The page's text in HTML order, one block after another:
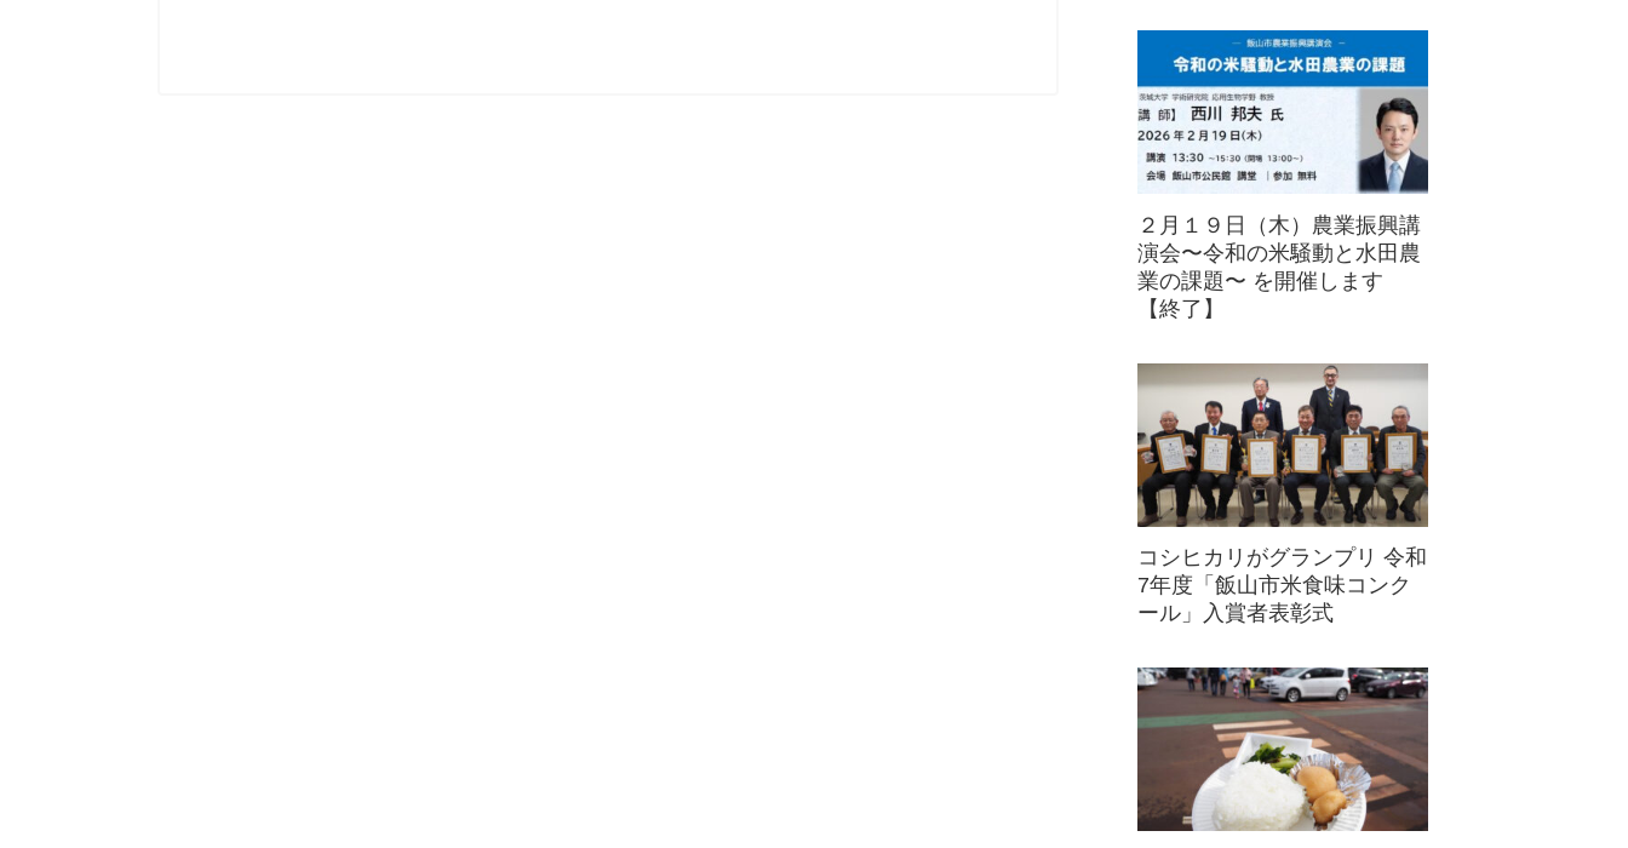
２月１９日（木）農業振興講
演会〜令和の米騒動と水田農
業の課題〜 を開催します
【終了】
コシヒカリがグランプリ 令和
7年度「飯山市米食味コンク
ール」入賞者表彰式